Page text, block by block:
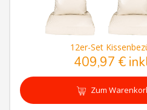
12er-Set
409,97 €
Zum